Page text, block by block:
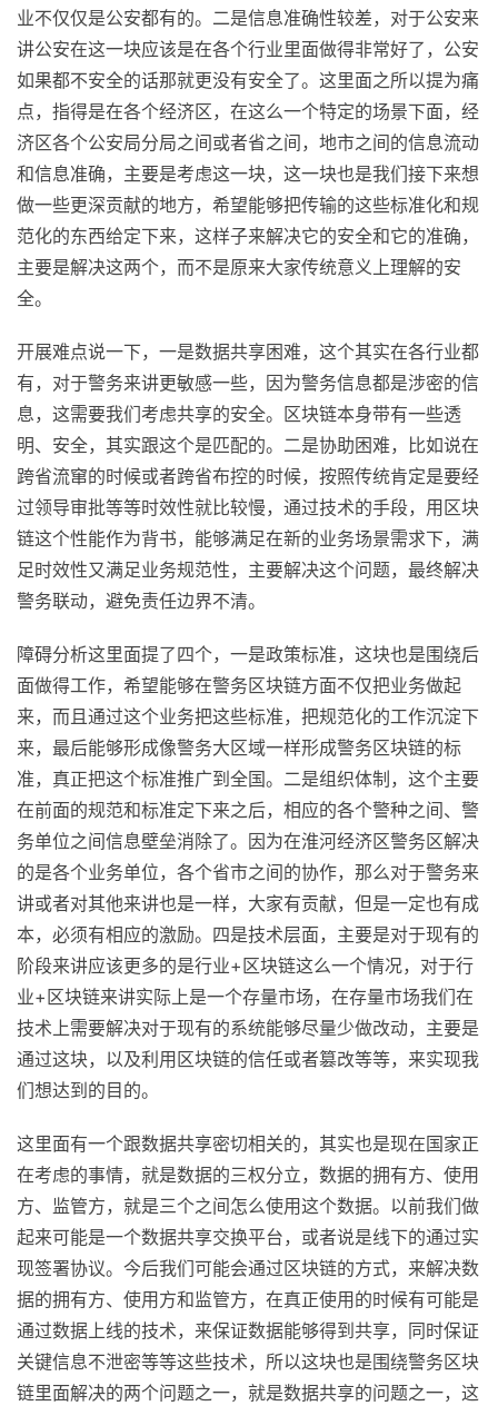
业不仅仅是公安都有的。二是信息准确性较差，对于公安来
讲公安在这一块应该是在各个行业里面做得非常好了，公安
如果都不安全的话那就更没有安全了。这里面之所以提为痛
点，指得是在各个经济区，在这么一个特定的场景下面，经
济区各个公安局分局之间或者省之间，地市之间的信息流动
和信息准确，主要是考虑这一块，这一块也是我们接下来想
做一些更深贡献的地方，希望能够把传输的这些标准化和规
范化的东西给定下来，这样子来解决它的安全和它的准确，
主要是解决这两个，而不是原来大家传统意义上理解的安
全。
开展难点说一下，一是数据共享困难，这个其实在各行业都
有，对于警务来讲更敏感一些，因为警务信息都是涉密的信
息，这需要我们考虑共享的安全。区块链本身带有一些透
明、安全，其实跟这个是匹配的。二是协助困难，比如说在
跨省流窜的时候或者跨省布控的时候，按照传统肯定是要经
过领导审批等等时效性就比较慢，通过技术的手段，用区块
链这个性能作为背书，能够满足在新的业务场景需求下，满
足时效性又满足业务规范性，主要解决这个问题，最终解决
警务联动，避免责任边界不清。
障碍分析这里面提了四个，一是政策标准，这块也是围绕后
面做得工作，希望能够在警务区块链方面不仅把业务做起
来，而且通过这个业务把这些标准，把规范化的工作沉淀下
来，最后能够形成像警务大区域一样形成警务区块链的标
准，真正把这个标准推广到全国。二是组织体制，这个主要
在前面的规范和标准定下来之后，相应的各个警种之间、警
务单位之间信息壁垒消除了。因为在淮河经济区警务区解决
的是各个业务单位，各个省市之间的协作，那么对于警务来
讲或者对其他来讲也是一样，大家有贡献，但是一定也有成
本，必须有相应的激励。四是技术层面，主要是对于现有的
阶段来讲应该更多的是行业+区块链这么一个情况，对于行
业+区块链来讲实际上是一个存量市场，在存量市场我们在
技术上需要解决对于现有的系统能够尽量少做改动，主要是
通过这块，以及利用区块链的信任或者篡改等等，来实现我
们想达到的目的。
这里面有一个跟数据共享密切相关的，其实也是现在国家正
在考虑的事情，就是数据的三权分立，数据的拥有方、使用
方、监管方，就是三个之间怎么使用这个数据。以前我们做
起来可能是一个数据共享交换平台，或者说是线下的通过实
现签署协议。今后我们可能会通过区块链的方式，来解决数
据的拥有方、使用方和监管方，在真正使用的时候有可能是
通过数据上线的技术，来保证数据能够得到共享，同时保证
关键信息不泄密等等这些技术，所以这块也是围绕警务区块
链里面解决的两个问题之一，就是数据共享的问题之一，这